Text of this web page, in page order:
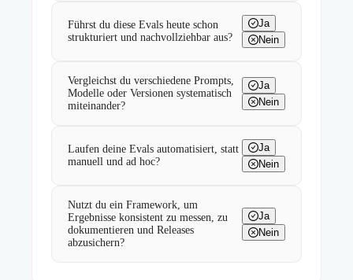
Führst du diese Evals heute schon
strukturiert und nachvollziehbar aus?
Ja
Nein
Vergleichst du verschiedene Prompts,
Modelle oder Versionen systematisch
miteinander?
Ja
Nein
Laufen deine Evals automatisiert, statt
manuell und ad hoc?
Ja
Nein
Nutzt du ein Framework, um
Ergebnisse konsistent zu messen, zu
dokumentieren und Releases
abzusichern?
Ja
Nein